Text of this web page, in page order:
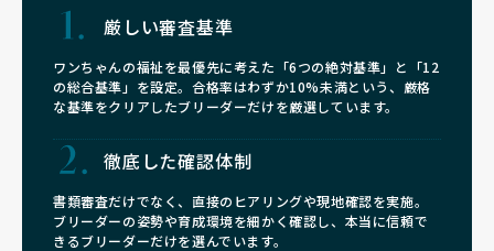
厳しい審査基準
ワンちゃんの福祉を最優先に考えた「6つの絶対基準」と「12
の総合基準」を設定。合格率はわずか10%未満という、厳格
な基準をクリアしたブリーダーだけを厳選しています。
徹底した確認体制
書類審査だけでなく、直接のヒアリングや現地確認を実施。
ブリーダーの姿勢や育成環境を細かく確認し、本当に信頼で
きるブリーダーだけを選んでいます。